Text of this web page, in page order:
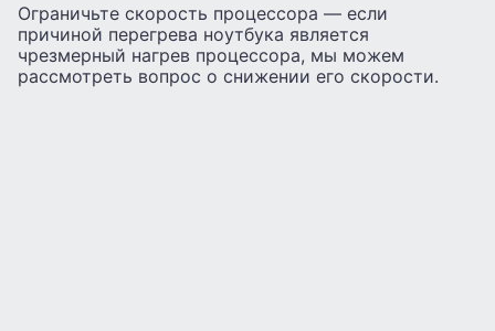
Ограничьте скорость процессора — если
причиной перегрева ноутбука является
чрезмерный нагрев процессора, мы можем
рассмотреть вопрос о снижении его скорости.